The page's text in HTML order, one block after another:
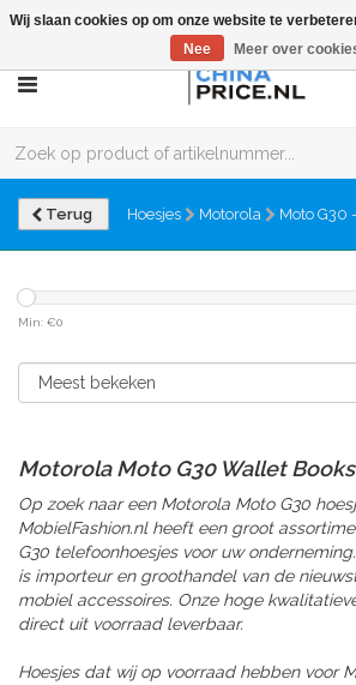
Terug Hoesjes Motorola Moto G30
Min: €0
Motorola Moto G30 Wallet
Op zoek naar een Motorola Moto G30
MobielFashion.nl heeft een groot
G30 telefoonhoesjes voor uw
is importeur en groothandel van de
mobiel accessoires. Onze hoge
direct uit voorraad leverbaar.
Hoesjes dat wij op voorraad hebben voor
Wij slaan cookies op om onze website te
Nee
Meer over